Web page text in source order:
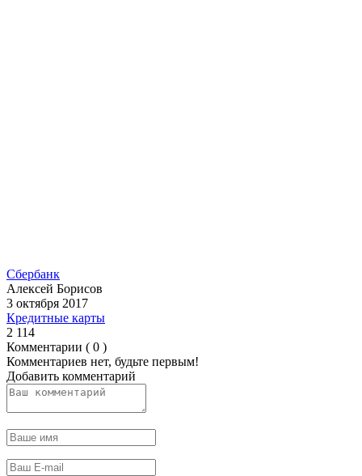
Сбербанк
Алексей Борисов
3 октября 2017
Кредитные карты
2 114
Комментарии ( 0 )
Комментариев нет, будьте первым!
Добавить комментарий